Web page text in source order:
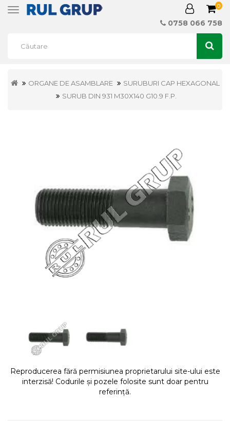
Toggle
0
0758 066 758
ORGANE DE ASAMBLARE
SURUBURI CAP HEXAGONAL
SURUB DIN 931 M30X140 G10.9 F.P.
Reproducerea fără permisiunea proprietarului site-ului este
interzisă! Codurile și pozele folosite sunt doar pentru
referință.